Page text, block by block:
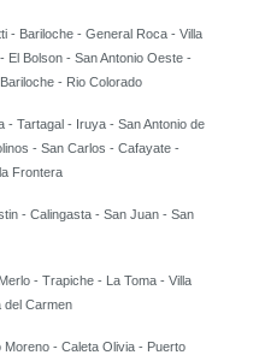
- Bariloche - General Roca - Villa
El Bolson - San Antonio Oeste -
- Rio Colorado
- Tartagal - Iruya - San Antonio de
- San Carlos - Cafayate -
Frontera
- Calingasta - San Juan - San
- Trapiche - La Toma - Villa
del Carmen
Moreno - Caleta Olivia - Puerto